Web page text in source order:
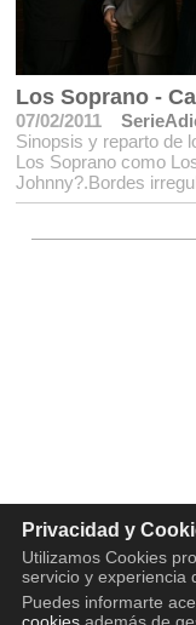
Los Soprano -
07/02/2011
Sinopsis y reparto de
Los Soprano como
Johnny?.Bordes
Privacidad y
Utilizamos Cookies
servicio y experiencia
Puedes informarte